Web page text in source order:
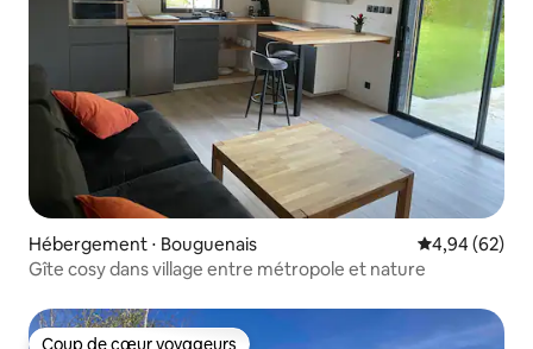
Hébergement ⋅ Bouguenais Évaluation
4,94 (62)
Gîte cosy dans village entre métropole et nature
Coup de cœur voyageurs